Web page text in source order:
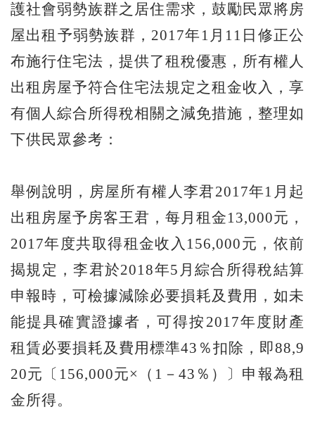
護社會弱勢族群之居住需求，鼓勵民眾將房
屋出租予弱勢族群，2017年1月11日修正公
布施行住宅法，提供了租稅優惠，所有權人
出租房屋予符合住宅法規定之租金收入，享
有個人綜合所得稅相關之減免措施，整理如
下供民眾參考：
舉例說明，房屋所有權人李君2017年1月起
出租房屋予房客王君，每月租金13,000元，
2017年度共取得租金收入156,000元，依前
揭規定，李君於2018年5月綜合所得稅結算
申報時，可檢據減除必要損耗及費用，如未
能提具確實證據者，可得按2017年度財產
租賃必要損耗及費用標準43％扣除，即88,9
20元〔156,000元×（1－43％）〕申報為租
金所得。